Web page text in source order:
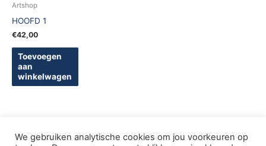
Artshop
HOOFD 1
€42,00
Toevoegen
aan
winkelwagen
We gebruiken analytische cookies om jou voorkeuren op